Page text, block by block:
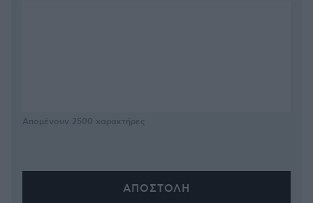
Απομένουν 2500 χαρακτήρες